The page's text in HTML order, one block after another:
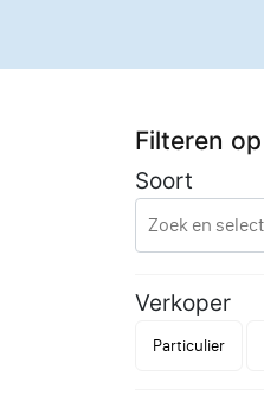
Filteren op
Soort
Verkoper
Particulier